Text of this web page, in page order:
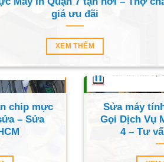
giá ưu đãi
XEM THÊM
chip mực
– Sửa
Sửa máy
Gọi Dịch Vụ
4 – Tư